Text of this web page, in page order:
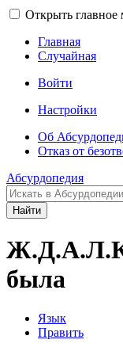
Открыть
Главная
Случайная
Войти
Настройки
Об
Отказ от
Абсурдопедия
Найти
была
Язык
Править